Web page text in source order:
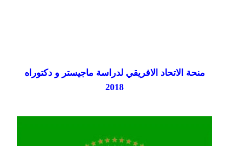
منحة الاتحاد الافريقي لدراسة ماجيستر و دكتوراه
2018